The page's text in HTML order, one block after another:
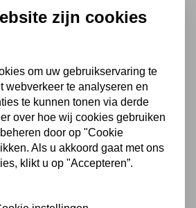
in Rijssen !
sinds 1992 !
133 delig
zijn cookies
om uw gebruikservaring te
webverkeer te analyseren en
te kunnen tonen via derde
over hoe wij cookies gebruiken
door op "Cookie
Als u akkoord gaat met ons
klikt u op "Accepteren”.